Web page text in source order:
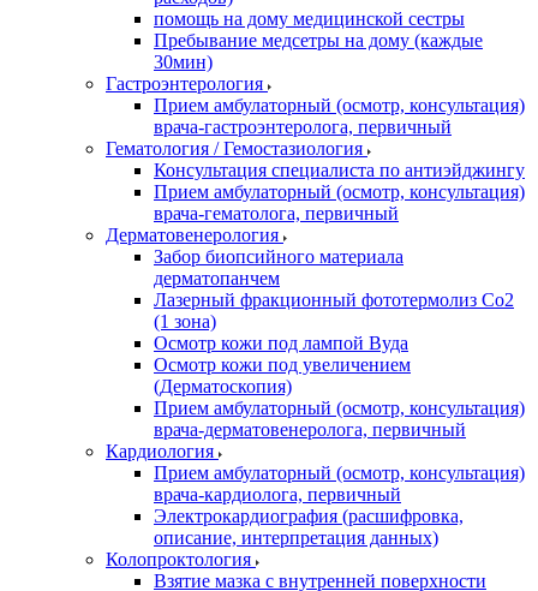
помощь на дому медицинской сестры
Пребывание медсетры на дому (каждые
30мин)
Гастроэнтерология
Прием амбулаторный (осмотр, консультация)
врача-гастроэнтеролога, первичный
Гематология / Гемостазиология
Консультация специалиста по антиэйджингу
Прием амбулаторный (осмотр, консультация)
врача-гематолога, первичный
Дерматовенерология
Забор биопсийного материала
дерматопанчем
Лазерный фракционный фототермолиз Со2
(1 зона)
Осмотр кожи под лампой Вуда
Осмотр кожи под увеличением
(Дерматоскопия)
Прием амбулаторный (осмотр, консультация)
врача-дерматовенеролога, первичный
Кардиология
Прием амбулаторный (осмотр, консультация)
врача-кардиолога, первичный
Электрокардиография (расшифровка,
описание, интерпретация данных)
Колопроктология
Взятие мазка с внутренней поверхности